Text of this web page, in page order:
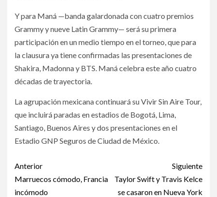
Y para Maná —banda galardonada con cuatro premios
Grammy y nueve Latin Grammy— será su primera
participación en un medio tiempo en el torneo, que para
la clausura ya tiene confirmadas las presentaciones de
Shakira, Madonna y BTS. Maná celebra este año cuatro
décadas de trayectoria.
La agrupación mexicana continuará su Vivir Sin Aire Tour,
que incluirá paradas en estadios de Bogotá, Lima,
Santiago, Buenos Aires y dos presentaciones en el
Estadio GNP Seguros de Ciudad de México.
Post
navigation
Anterior
Marruecos cómodo, Francia
incómodo
Siguiente
Taylor Swift y Travis Kelce
se casaron en Nueva York